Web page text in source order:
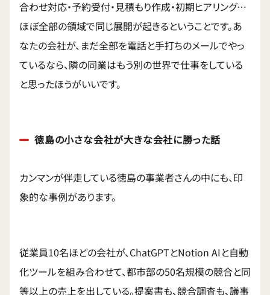
合わせ対応・予約受付・見積もり作成・初期ヒアリング…
ほぼ全部の領域で同じ展開が起きるということです。あ
なたの会社が、まだ全部を電話と手打ちのメールでやっ
ているなら、隣の同業はもう別の世界で仕事をしている
と思ったほうがいいです。
徳島の小さな会社が大きな会社に勝った話
カンマンが伴走している徳島の事業者さんの中にも、印
象的な事例があります。
従業員10名ほどの会社が、ChatGPTとNotion AIと自動
化ツールを組み合わせて、都市部の50名規模の競合と同
等以上の売上を出している。提案書も、競合調査も、議事